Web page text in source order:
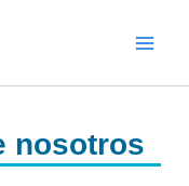
nosotros